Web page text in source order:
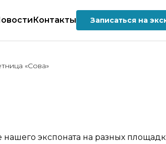
Контакты Записаться на
«Сова»
экспоната на разных